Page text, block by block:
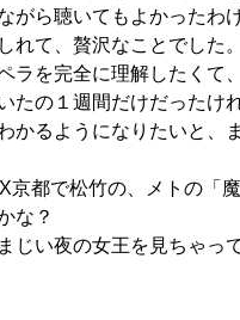
がら聴いてもよかったわ
れて、贅沢なことでした。
ラを完全に理解したくて
たの１週間だけだったけ
かるようになりたいと、
京都で松竹の、メトの「魔
な？
じい夜の女王を見ちゃっ